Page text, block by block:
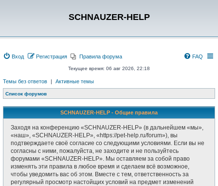
SCHNAUZER-HELP
Вход Регистрация Правила форума FAQ
Текущее время: 06 авг 2026, 22:18
Темы без ответов | Активные темы
Список форумов
SCHNAUZER-HELP - Общие правила
Заходя на конференцию «SCHNAUZER-HELP» (в дальнейшем «мы»,
«наш», «SCHNAUZER-HELP», «https://pet-help.ru/forum»), вы
подтверждаете своё согласие со следующими условиями. Если вы не
согласны с ними, пожалуйста, не заходите и не пользуйтесь
форумами «SCHNAUZER-HELP». Мы оставляем за собой право
изменять эти правила в любое время и сделаем всё возможное,
чтобы уведомить вас об этом. Вместе с тем, ответственность за
регулярный просмотр настойщих условий на предмет изменений